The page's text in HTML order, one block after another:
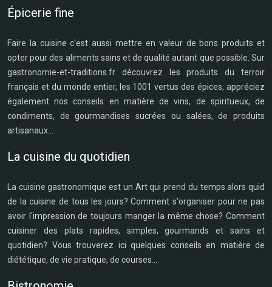
Épicerie fine
Faire la cuisine c'est aussi mettre en valeur de bons produits et
opter pour des aliments sains et de qualité autant que possible. Sur
gastronomie-et-traditions.fr découvrez les produits du terroir
français et du monde entier, les 1001 vertus des épices, appréciez
également nos conseils en matière de vins, de spiritueux, de
condiments, de gourmandises sucrées ou salées, de produits
artisanaux...
La cuisine du quotidien
La cuisine gastronomique est un Art qui prend du temps alors quid
de la cuisine de tous les jours? Comment s'organiser pour ne pas
avoir l'impression de toujours manger la même chose? Comment
cuisiner des plats rapides, simples, gourmands et sains et
quotidien? Vous trouverez ici quelques conseils en matière de
diététique, de vie pratique, de courses...